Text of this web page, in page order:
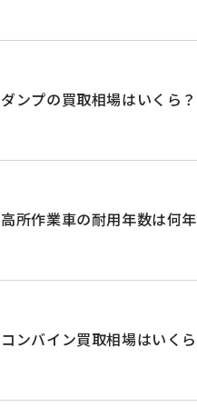
ダンプの買取相場はいくら
高所作業車の耐用年数は何
コンバイン買取相場はいく